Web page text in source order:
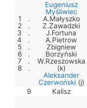
1
2
3
4
5
6
7
8
.
.
.
.
.
.
.
.
Eugeniusz
Myśliwiec
A.Małyszko
Z.Zawadzki
J.Fortuna
A.Pietrow
Zbigniew
Borzyński
W.Rzeszowska
(k)
Aleksander
Czerwoński(j)
9 Kalisz